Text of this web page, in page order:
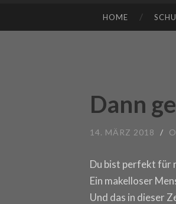
HOME
Dann
14. MÄRZ 2018 /
Du bist perfekt für
Ein makelloser
Und das in dieser